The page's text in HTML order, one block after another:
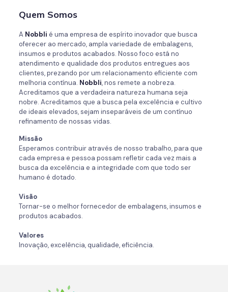
Quem Somos
A Nobbli é uma empresa de espírito inovador que busca
oferecer ao mercado, ampla variedade de embalagens,
insumos e produtos acabados. Nosso foco está no
atendimento e qualidade dos produtos entregues aos
clientes, prezando por um relacionamento eficiente com
melhoria contínua. Nobbli, nos remete a nobreza.
Acreditamos que a verdadeira natureza humana seja
nobre. Acreditamos que a busca pela excelência e cultivo
de ideais elevados, sejam inseparáveis de um contínuo
refinamento de nossas vidas.
Missão
Esperamos contribuir através de nosso trabalho, para que
cada empresa e pessoa possam refletir cada vez mais a
busca da excelência e a integridade com que todo ser
humano é dotado.
Visão
Tornar-se o melhor fornecedor de embalagens, insumos e
produtos acabados.
Valores
Inovação, excelência, qualidade, eficiência.